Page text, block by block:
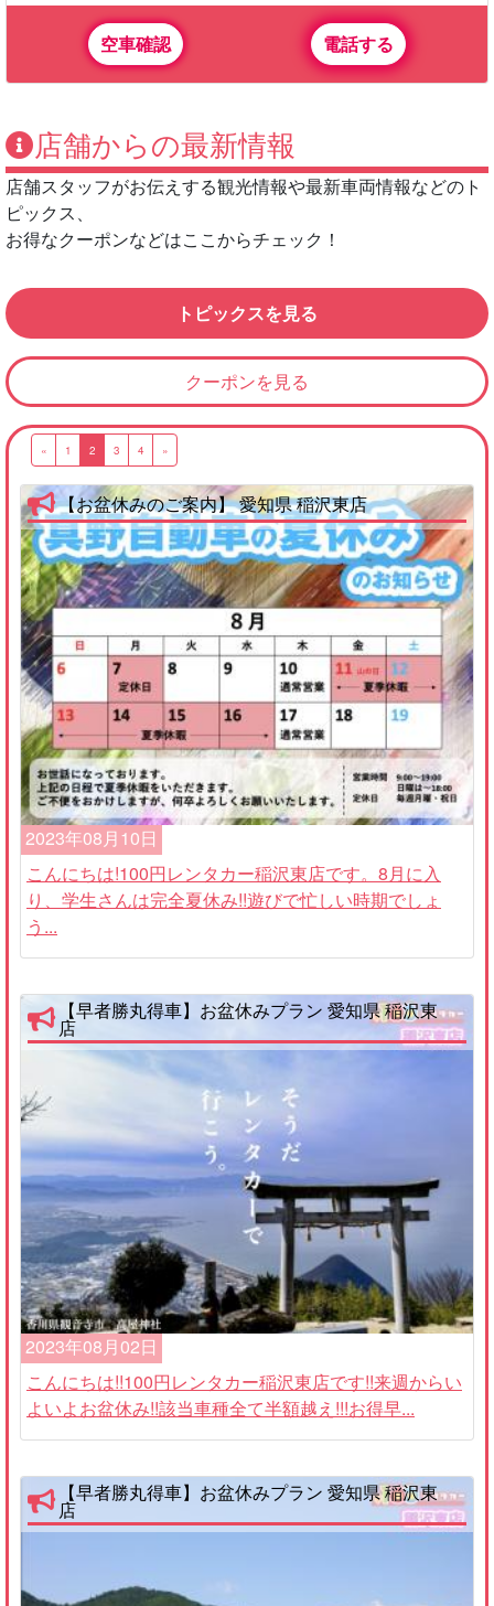
空車確認 電話する
店舗からの最新情報
店舗スタッフがお伝えする観光情報や最新車両情報などのト
ピックス、
お得なクーポンなどはここからチェック！
トピックスを見る
クーポンを見る
« 1 2 3 4 »
【お盆休みのご案内】 愛知県 稲沢東店
2023年08月10日
こんにちは!100円レンタカー稲沢東店です。8月に入
り、学生さんは完全夏休み!!遊びで忙しい時期でしょ
う...
【早者勝丸得車】お盆休みプラン 愛知県 稲沢東
店
2023年08月02日
こんにちは!!100円レンタカー稲沢東店です!!来週からい
よいよお盆休み!!該当車種全て半額越え!!!お得早...
【早者勝丸得車】お盆休みプラン 愛知県 稲沢東
店